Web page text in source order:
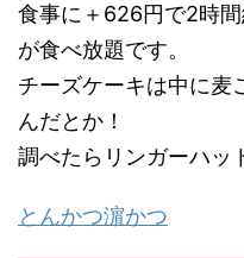
食事に＋626円で2時
が食べ放題です。
チーズケーキは中に麦
んだとか！
調べたらリンガーハッ
とんかつ濵かつ